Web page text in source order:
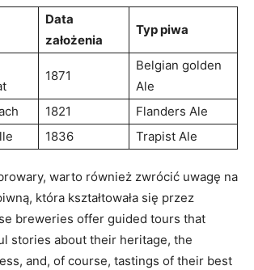
Data
założenia
Typ piwa
1871
Belgian golden
Ale
1821
Flanders Ale
1836 Trapist Ale
​warto⁣ również zwrócić uwagę na
która kształtowała się ​przez
⁣breweries‍ offer guided tours⁢ that
stories about their heritage, the
and, of ⁤course,⁤ tastings of ⁣their best